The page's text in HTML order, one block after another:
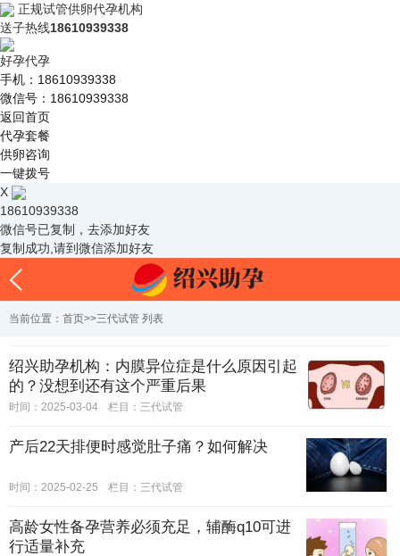
正规试管供卵代孕机构
送子热线18610939338
好孕代孕
手机：18610939338
微信号：18610939338
返回首页
代孕套餐
供卵咨询
一键拨号
X
18610939338
微信号已复制，去添加好友
复制成功,请到微信添加好友
当前位置： 首页>>三代试管 列表
绍兴助孕机构：内膜异位症是什么原因引起
的？没想到还有这个严重后果
时间：2025-03-04 栏目： 三代试管
产后22天排便时感觉肚子痛？如何解决
时间：2025-02-25 栏目： 三代试管
高龄女性备孕营养必须充足，辅酶q10可进
行适量补充